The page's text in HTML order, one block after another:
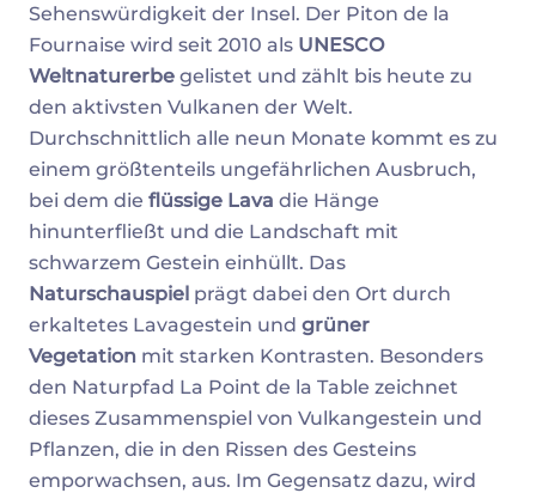
Sehenswürdigkeit der Insel. Der Piton de la
Fournaise wird seit 2010 als UNESCO
Weltnaturerbe gelistet und zählt bis heute zu
den aktivsten Vulkanen der Welt.
Durchschnittlich alle neun Monate kommt es zu
einem größtenteils ungefährlichen Ausbruch,
bei dem die flüssige Lava die Hänge
hinunterfließt und die Landschaft mit
schwarzem Gestein einhüllt. Das
Naturschauspiel prägt dabei den Ort durch
erkaltetes Lavagestein und grüner
Vegetation mit starken Kontrasten. Besonders
den Naturpfad La Point de la Table zeichnet
dieses Zusammenspiel von Vulkangestein und
Pflanzen, die in den Rissen des Gesteins
emporwachsen, aus. Im Gegensatz dazu, wird